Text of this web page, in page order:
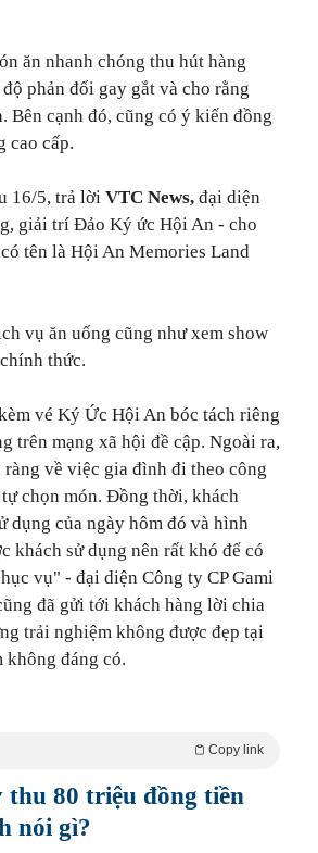
ăn nhanh chóng thu hút hàng
phản đối gay gắt và cho rằng
Bên cạnh đó, cũng có ý kiến đồng
cao cấp.
16/5, trả lời VTC News, đại diện
giải trí Đảo Ký ức Hội An - cho
tên là Hội An Memories Land
vụ ăn uống cũng như xem show
thức.
vé Ký Ức Hội An bóc tách riêng
trên mạng xã hội đề cập. Ngoài ra,
về việc gia đình đi theo công
chọn món. Đồng thời, khách
dụng của ngày hôm đó và hình
khách sử dụng nên rất khó để có
vụ" - đại diện Công ty CP Gami
đã gửi tới khách hàng lời chia
trải nghiệm không được đẹp tại
không đáng có.
Copy link
80 triệu đồng tiền
nói gì?